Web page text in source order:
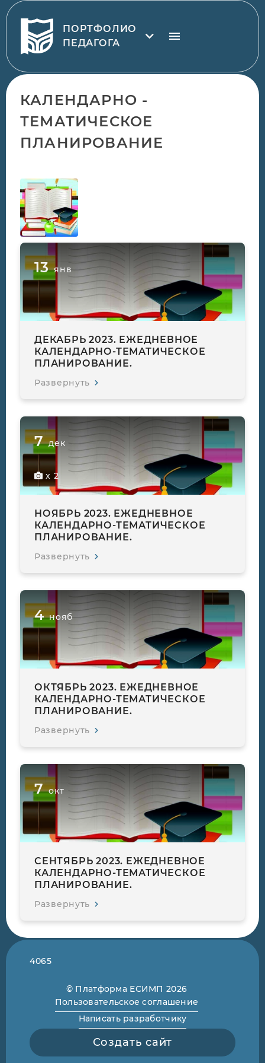
ПОРТФОЛИО
ПЕДАГОГА
КАЛЕНДАРНО -
ТЕМАТИЧЕСКОЕ
ПЛАНИРОВАНИЕ
13 янв
ДЕКАБРЬ 2023. ЕЖЕДНЕВНОЕ
КАЛЕНДАРНО-ТЕМАТИЧЕСКОЕ
ПЛАНИРОВАНИЕ.
Развернуть
7 дек
x 2
НОЯБРЬ 2023. ЕЖЕДНЕВНОЕ
КАЛЕНДАРНО-ТЕМАТИЧЕСКОЕ
ПЛАНИРОВАНИЕ.
Развернуть
4 нояб
ОКТЯБРЬ 2023. ЕЖЕДНЕВНОЕ
КАЛЕНДАРНО-ТЕМАТИЧЕСКОЕ
ПЛАНИРОВАНИЕ.
Развернуть
7 окт
СЕНТЯБРЬ 2023. ЕЖЕДНЕВНОЕ
КАЛЕНДАРНО-ТЕМАТИЧЕСКОЕ
ПЛАНИРОВАНИЕ.
Развернуть
4065
© Платформа ЕСИМП 2026
Пользовательское соглашение
Написать разработчику
Создать сайт